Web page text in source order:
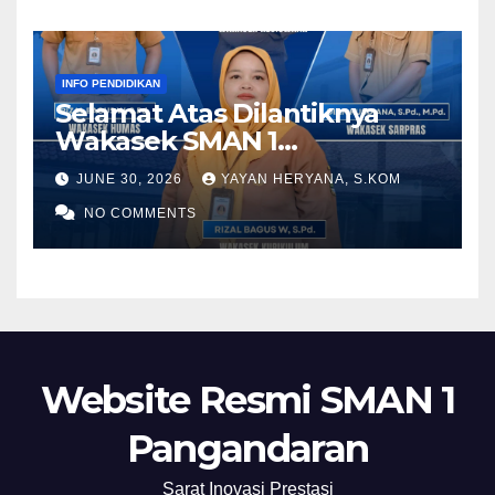
INFO PENDIDIKAN
Selamat Atas Dilantiknya
Wakasek SMAN 1
Pangandaran Periode 2026-
2028
JUNE 30, 2026 YAYAN HERYANA, S.KOM
NO COMMENTS
Website Resmi SMAN 1
Pangandaran
Sarat Inovasi Prestasi